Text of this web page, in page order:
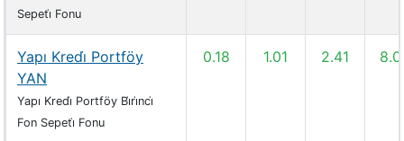
Sepeti̇ Fonu
Yapı Kredi̇ Portföy
YAN
Yapı Kredi̇ Portföy Bi̇ri̇nci̇
Fon Sepeti̇ Fonu
0.18 1.01 2.41